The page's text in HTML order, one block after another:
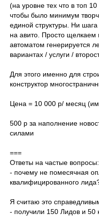
(на уровне тех что в топ
чтобы было минимум
единой структуры. Ни шага
на авито. Просто щелкаем
автоматом генерируется
вариантах / услуги /
Для этого именно для
конструктор
Цена = 10 000 р/ месяц
500 р за наполнение
силами
===
Ответы на частые вопросы:
- почему не помесячная
квалифицированного
Я считаю это
- получили 150 Лидов и 50